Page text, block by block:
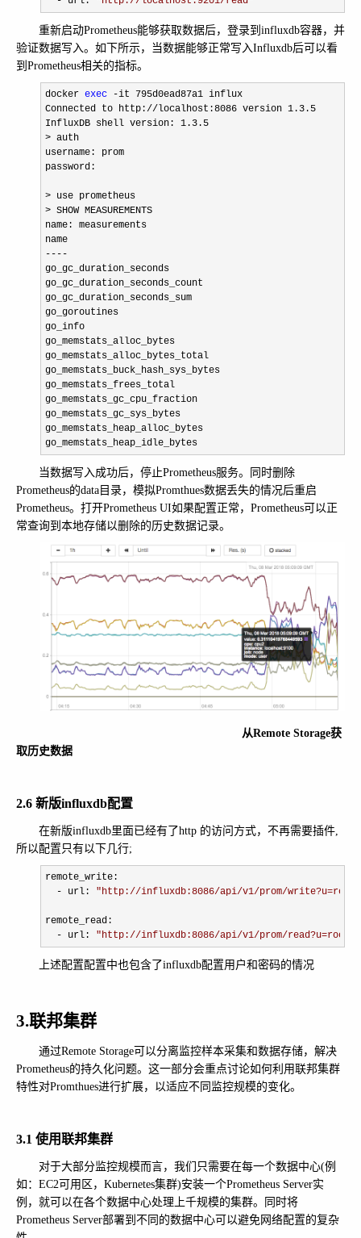
重新启动Prometheus能够获取数据后，登录到influxdb容器，并
验证数据写入。如下所示，当数据能够正常写入Influxdb后可以看
到Prometheus相关的指标。
docker exec -it 795d0ead87a1 influx
Connected to http://localhost:8086 version 1.3.5
InfluxDB shell version: 1.3.5
> auth
username: prom
password:
>
> SHOW MEASUREMENTS
name: measurements
----
go_gc_duration_seconds
go_gc_duration_seconds_count
go_gc_duration_seconds_sum
go_goroutines
go_info
go_memstats_alloc_bytes
go_memstats_alloc_bytes_total
go_memstats_buck_hash_sys_bytes
go_memstats_frees_total
go_memstats_gc_cpu_fraction
go_memstats_gc_sys_bytes
go_memstats_heap_alloc_bytes
go_memstats_heap_idle_bytes
当数据写入成功后，停止Prometheus服务。同时删除
Prometheus的data目录，模拟Promthues数据丢失的情况后重启
Prometheus。打开Prometheus UI如果配置正常，Prometheus可以正
常查询到本地存储以删除的历史数据记录。
从Remote Storage获
取历史数据
2.6 新版influxdb配置
在新版influxdb里面已经有了http 的访问方式，不再需要插件,
所以配置只有以下几行;
remote_write:
- url: "http://influxdb:8086/api/v1/prom/
remote_read:
- url: "http://influxdb:8086/api/v1/prom/
上述配置配置中也包含了influxdb配置用户和密码的情况
3.联邦集群
通过Remote Storage可以分离监控样本采集和数据存储，解决
Prometheus的持久化问题。这一部分会重点讨论如何利用联邦集群
特性对Promthues进行扩展，以适应不同监控规模的变化。
3.1 使用联邦集群
对于大部分监控规模而言，我们只需要在每一个数据中心(例
如：EC2可用区，Kubernetes集群)安装一个Prometheus Server实
例，就可以在各个数据中心处理上千规模的集群。同时将
Prometheus Server部署到不同的数据中心可以避免网络配置的复杂